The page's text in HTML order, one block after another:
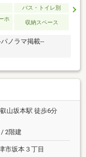
バス・トイレ別
ホ
収納スペース
ノラマ掲載--
山坂本駅 徒歩6分
2階建
市坂本３丁目